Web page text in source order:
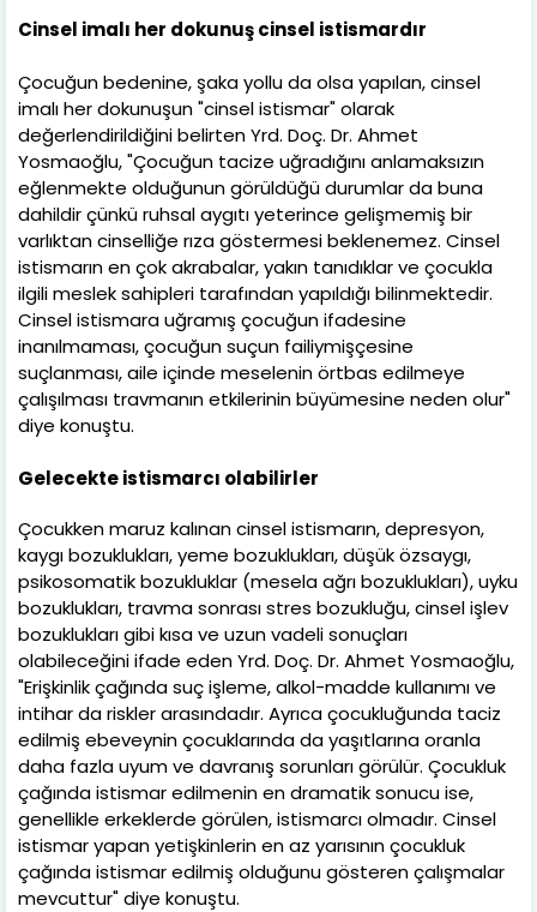
Cinsel imalı her dokunuş cinsel istismardır
Çocuğun bedenine, şaka yollu da olsa yapılan, cinsel
imalı her dokunuşun "cinsel istismar" olarak
değerlendirildiğini belirten Yrd. Doç. Dr. Ahmet
Yosmaoğlu, "Çocuğun tacize uğradığını anlamaksızın
eğlenmekte olduğunun görüldüğü durumlar da buna
dahildir çünkü ruhsal aygıtı yeterince gelişmemiş bir
varlıktan cinselliğe rıza göstermesi beklenemez. Cinsel
istismarın en çok akrabalar, yakın tanıdıklar ve çocukla
ilgili meslek sahipleri tarafından yapıldığı bilinmektedir.
Cinsel istismara uğramış çocuğun ifadesine
inanılmaması, çocuğun suçun failiymişçesine
suçlanması, aile içinde meselenin örtbas edilmeye
çalışılması travmanın etkilerinin büyümesine neden olur"
diye konuştu.
Gelecekte istismarcı olabilirler
Çocukken maruz kalınan cinsel istismarın, depresyon,
kaygı bozuklukları, yeme bozuklukları, düşük özsaygı,
psikosomatik bozukluklar (mesela ağrı bozuklukları), uyku
bozuklukları, travma sonrası stres bozukluğu, cinsel işlev
bozuklukları gibi kısa ve uzun vadeli sonuçları
olabileceğini ifade eden Yrd. Doç. Dr. Ahmet Yosmaoğlu,
"Erişkinlik çağında suç işleme, alkol-madde kullanımı ve
intihar da riskler arasındadır. Ayrıca çocukluğunda taciz
edilmiş ebeveynin çocuklarında da yaşıtlarına oranla
daha fazla uyum ve davranış sorunları görülür. Çocukluk
çağında istismar edilmenin en dramatik sonucu ise,
genellikle erkeklerde görülen, istismarcı olmadır. Cinsel
istismar yapan yetişkinlerin en az yarısının çocukluk
çağında istismar edilmiş olduğunu gösteren çalışmalar
mevcuttur" diye konuştu.